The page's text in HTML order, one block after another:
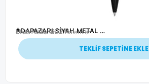
ADAPAZARI SİYAH METAL TÜKENMEZ KALEM
Ürün Kodu: 20274
Metal Tükenmez Kalemler
TEKLİF SEPETİNE EKLE